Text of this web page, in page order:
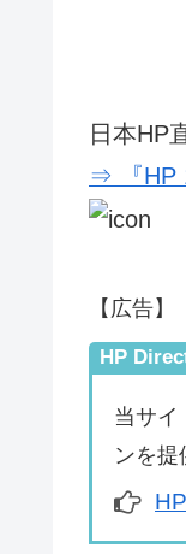
日本HP
⇒ 『HP
【広告
HP
当サイ
ンを提